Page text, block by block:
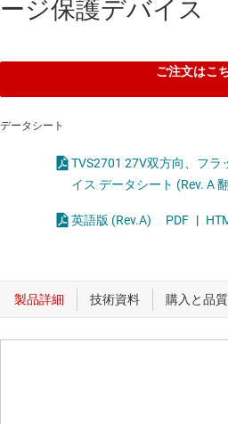
ージ保護デバイス
ご注文はこ
データシート
TVS2701 27V双方向、フ
イス データシート (Rev. A
英語版 (Rev.A) PDF |